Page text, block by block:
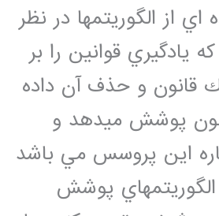
اي از الگوريتمها در نظر
يادگيري قوانين را بر
قانون و حذف آن داده
پوشش ميدهد و
اين پروسس مي باشد
الگوريتمهاي پوشش